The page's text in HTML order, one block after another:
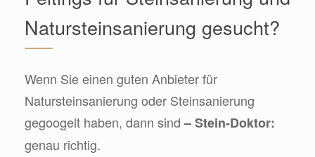
Natursteinsanierung gesucht?
Wenn Sie einen guten Anbieter für
Natursteinsanierung oder Steinsanierung
gegoogelt haben, dann sind– Stein-Doktor:
genau richtig.